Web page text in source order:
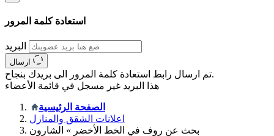
استعادة كلمة المرور
البريد
تم ارسال رابط استعادة كلمة المرور الى بريدك بنجاح.
هذا البريد غير مسجل في قائمة الأعضاء
الصفحة الرئيسية
اعلانات الشقق والمنازل
بحث عن روف في الخط الأخضر » الشارون